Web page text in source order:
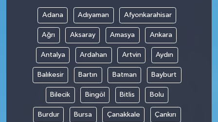
Adana Adıyaman Afyonkarahisar
Ağrı Aksaray Amasya Ankara
Antalya Ardahan Artvin Aydın
Balıkesir Bartın Batman Bayburt
Bilecik Bingöl Bitlis Bolu
Burdur Bursa Çanakkale Çankırı